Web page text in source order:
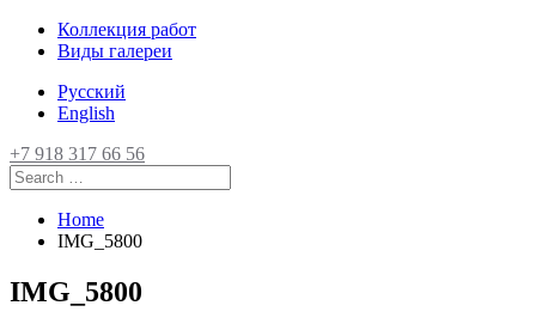
Коллекция работ
Виды галереи
Русский
English
+7 918 317 66 56
Home
IMG_5800
IMG_5800